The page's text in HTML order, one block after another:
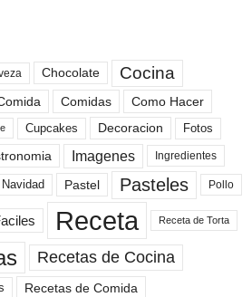
Chocolate Cocina
Comidas Como Hacer
Cupcakes Decoracion Fotos
Imagenes Ingredientes
Navidad Pastel Pasteles Pollo
Receta Receta de Torta
Recetas de Cocina
Recetas de Comida